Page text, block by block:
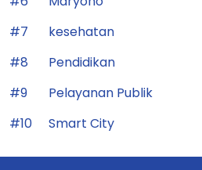
#7
kesehatan
#8
Pendidikan
#9
Pelayanan Publik
#10
Smart City